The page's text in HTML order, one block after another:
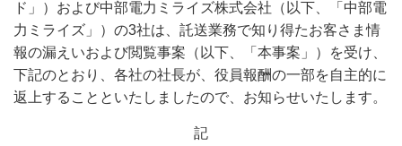
ド」）および中部電力ミライズ株式会社（以下、「中部電
力ミライズ」）の3社は、託送業務で知り得たお客さま情
報の漏えいおよび閲覧事案（以下、「本事案」）を受け、
下記のとおり、各社の社長が、役員報酬の一部を自主的に
返上することといたしましたので、お知らせいたします。
記